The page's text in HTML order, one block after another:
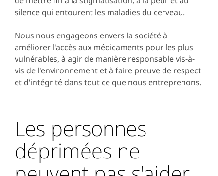
silence qui entourent les maladies du cerveau.
Nous nous engageons envers la société à
améliorer l'accès aux médicaments pour les plus
vulnérables, à agir de manière responsable vis-à-
vis de l'environnement et à faire preuve de respect
et d'intégrité dans tout ce que nous entreprenons.
Les personnes
déprimées ne